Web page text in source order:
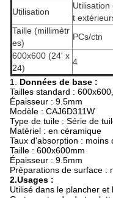
Utilisation
t
Taille (millimètr
es)
PCs/ctn
600x600 (24' x
24)
4
1. Données de base :
Tailles standard :
Épaisseur : 9.5mm
Modèle : CAJ6D311W
Type de tuile : Série de
Matériel : en céramique
Taux d'absorption : moins
Taille : 600x600mm
Épaisseur : 9.5mm
Préparations de surface :
2.Usages :
Utilisé dans le plancher